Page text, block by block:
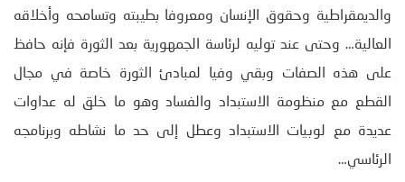
والديمقراطية وحقوق الإنسان ومعروفا بطيبته وتسامحه وأخلاقه
العالية… وحتى عند توليه لرئاسة الجمهورية بعد الثورة فإنه حافظ
على هذه الصفات وبقي وفيا لمبادئ الثورة خاصة في مجال
القطع مع منظومة الاستبداد والفساد وهو ما خلق له عداوات
عديدة مع لوبيات الاستبداد وعطل إلى حد ما نشاطه وبرنامجه
الرئاسي…